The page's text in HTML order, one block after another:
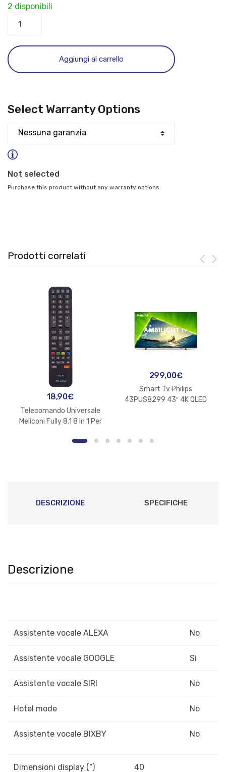
2 disponibili
Saba
SA40Q80GTV
40"
quantità
Aggiungi al carrello
Select Warranty Options
Not selected
Purchase this product without any warranty options.
Prodotti correlati
18,90€
Telecomando Universale
Meliconi Fully 8.1 8 In 1 Per
Ray, Box Multimediali + Iptv
299,00€
Smart Tv Philips
43PUS8299 43″ 4K QLED
DESCRIZIONE SPECIFICHE
Descrizione
Assistente vocale ALEXA No
Assistente vocale GOOGLE Si
Assistente vocale SIRI No
Hotel mode No
Assistente vocale BIXBY No
Dimensioni display (“) 40